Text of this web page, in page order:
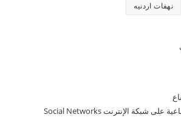
نهفات اردنيه
الشبكات الاجتماعية على شبكة الإنترنت Social Networks